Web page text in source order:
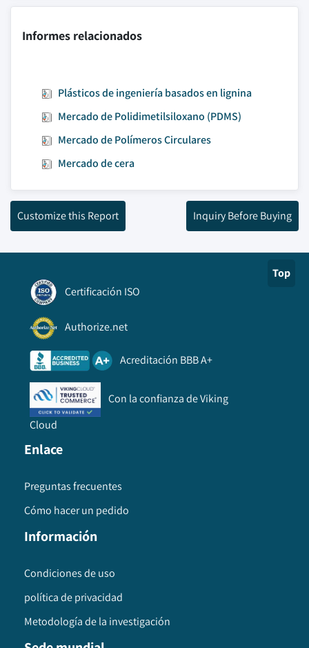
Informes relacionados
Plásticos de ingeniería basados en lignina
Mercado de Polidimetilsiloxano (PDMS)
Mercado de Polímeros Circulares
Mercado de cera
Customize this Report Inquiry Before Buying
Top
Certificación ISO
Authorize.net
Acreditación BBB A+
Con la confianza de Viking
Cloud
Enlace
Preguntas frecuentes
Cómo hacer un pedido
Información
Condiciones de uso
política de privacidad
Metodología de la investigación